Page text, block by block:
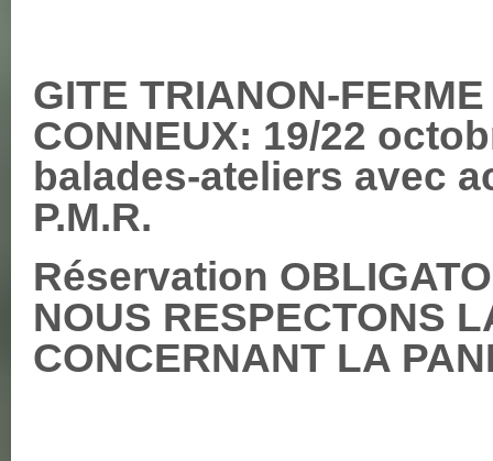
GITE TRIANON-
CONNEUX: 19/22
balades-ateliers avec
P.M.R.
Réservation
NOUS RESPECTONS
CONCERNANT LA